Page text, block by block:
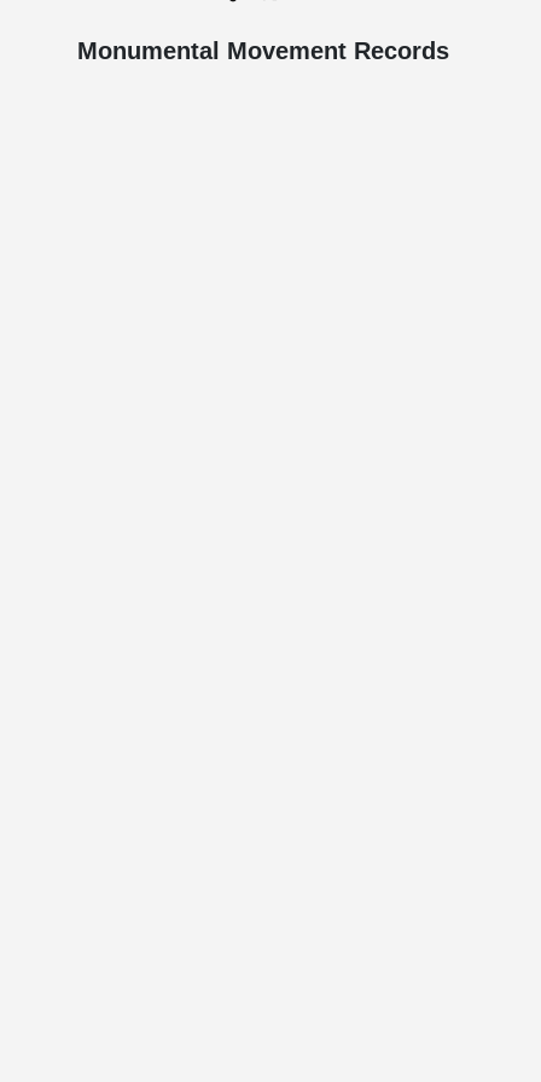
Monumental Movement Records